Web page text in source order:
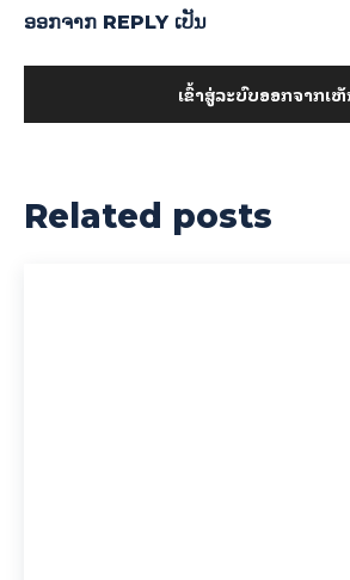
ອອກ​ຈາກ REPLY ເປັນ
ເຂົ້າ​ສູ່​ລະ​ບົບ​ອອກ​ຈາກ​ເ
Related posts